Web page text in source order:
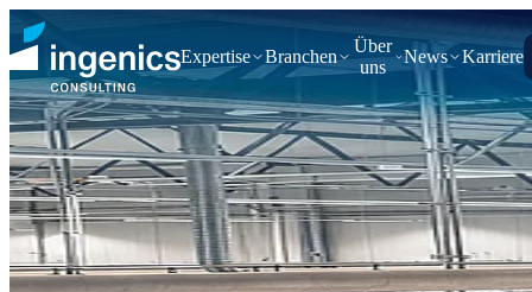
Expertise Branchen
Über
uns
News Karriere